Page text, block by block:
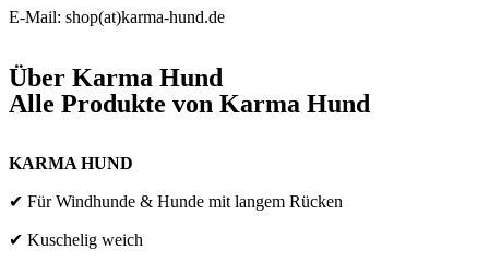
E-Mail: shop(at)karma-hund.de
Über Karma Hund
Alle Produkte von Karma Hund
KARMA HUND
✔ Für Windhunde & Hunde mit langem Rücken
✔ Kuschelig weich